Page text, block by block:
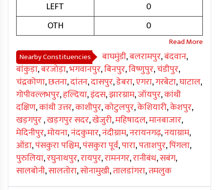
LEFT
0
OTH
0
Nearby Constituencies बाघमुंडी,बलरामपुर,बंदवान,
बांकुड़ा,बरजोड़ा,भगवानपुर,बिनपुर,विष्णुपुर,चंडीपुर,
चंद्रकोणा,छतना,दांतन,दासपुर,डेबरा,एगरा,गरबेटा,घाटाल,
गोपीवल्लभपुर,हल्दिया,इंदस,झारग्राम,जॉयपुर,कांथी
दक्षिण,कांथी उत्तर,काशीपुर,कोटुलपुर,केशियारी,केशपुर,
खड़गपुर,खड़गपुर सदर,खेजुरी,महिषादल,मानबाजार,
मेदिनीपुर,मोयना,नंदकुमार,नंदीग्राम,नरायनगढ़,नयाग्राम,
ओंडा,पंसकुरा पश्चिम,पंसकुरा पूर्व,पारा,पताशपुर,पिंगला,
पुरुलिया,रघुनाथपुर,रायपुर,रामनगर,रानीबंध,सबंग,
सालबोनी,सालतोरा,सोनामुखी,तालडांगरा,तमलुक